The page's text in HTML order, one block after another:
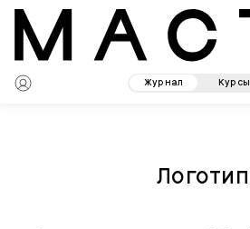
Журнал Курсы
Логотип